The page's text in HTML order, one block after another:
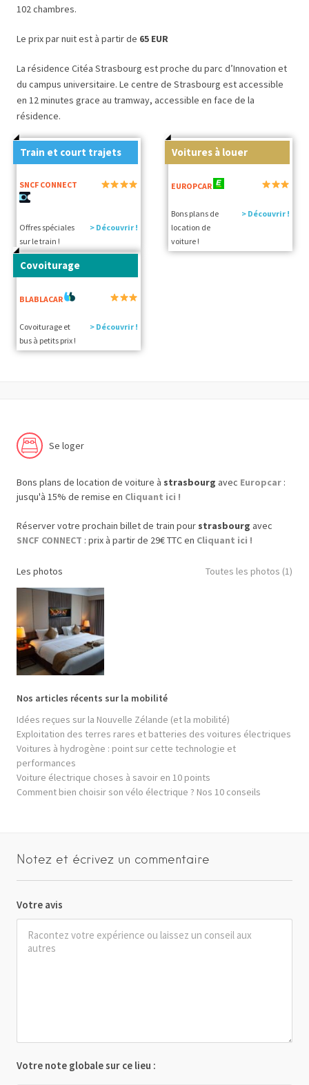
102 chambres.
Le prix par nuit est à partir de 65 EUR
La résidence Citéa Strasbourg est proche du parc d’Innovation et
du campus universitaire. Le centre de Strasbourg est accessible
en 12 minutes grace au tramway, accessible en face de la
résidence.
Train et court trajets
SNCF CONNECT
Offres spéciales
sur le train !
> Découvrir !
Voitures à louer
EUROPCAR
Bons plans de
location de
voiture !
> Découvrir !
Covoiturage
BLABLACAR
Covoiturage et
bus à petits prix !
> Découvrir !
Se loger
Bons plans de location de voiture à strasbourg avec Europcar :
jusqu'à 15% de remise en Cliquant ici !
Réserver votre prochain billet de train pour strasbourg avec
SNCF CONNECT : prix à partir de 29€ TTC en Cliquant ici !
Les photos Toutes les photos (1)
Nos articles récents sur la mobilité
Idées reçues sur la Nouvelle Zélande (et la mobilité)
Exploitation des terres rares et batteries des voitures électriques
Voitures à hydrogène : point sur cette technologie et
performances
Voiture électrique choses à savoir en 10 points
Comment bien choisir son vélo électrique ? Nos 10 conseils
Notez et écrivez un commentaire
Votre avis
Votre note globale sur ce lieu :